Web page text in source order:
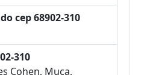
cep 68902-310
310
Cohen, Muca,